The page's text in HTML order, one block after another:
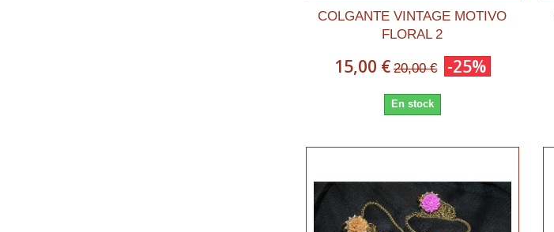
COLGANTE VINTAGE MOTIVO
FLORAL 2
15,00 € 20,00 € -25%
En stock